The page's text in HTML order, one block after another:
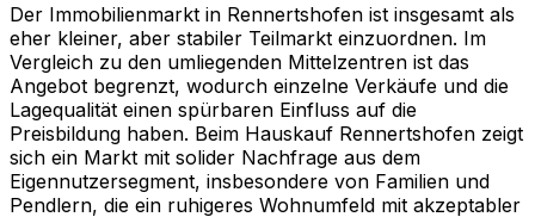
Der Immobilienmarkt in Rennertshofen ist insgesamt als
eher kleiner, aber stabiler Teilmarkt einzuordnen. Im
Vergleich zu den umliegenden Mittelzentren ist das
Angebot begrenzt, wodurch einzelne Verkäufe und die
Lagequalität einen spürbaren Einfluss auf die
Preisbildung haben. Beim Hauskauf Rennertshofen zeigt
sich ein Markt mit solider Nachfrage aus dem
Eigennutzersegment, insbesondere von Familien und
Pendlern, die ein ruhigeres Wohnumfeld mit akzeptabler